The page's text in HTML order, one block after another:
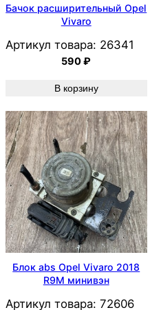
Бачок расширительный Opel
Vivaro
Артикул товара: 26341
590₽
В корзину
Блок abs Opel Vivaro 2018
R9M минивэн
Артикул товара: 72606